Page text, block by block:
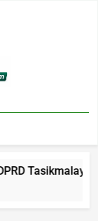
Tasikmalaya